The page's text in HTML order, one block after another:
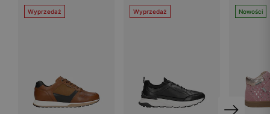
Wyprzedaż Wyprzedaż Nowości